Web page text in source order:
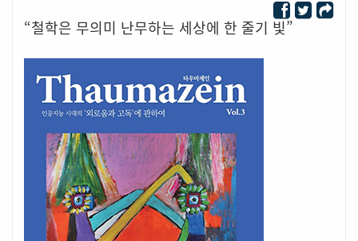
“철학은 무의미 난무하는 세상에 한 줄기 빛”